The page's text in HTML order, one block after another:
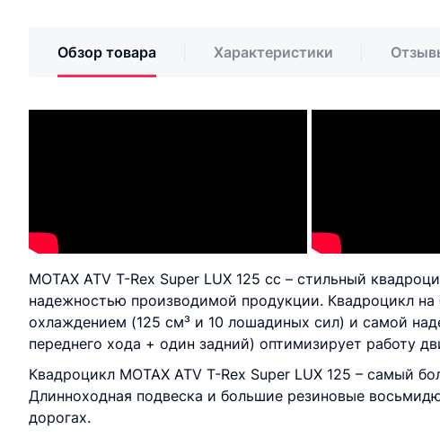
Обзор товара Характеристики
MOTAX ATV T-Rex Super LUX 125 сс – стильный
надежностью производимой продукции. Квадроцикл
охлаждением (125 см³ и 10 лошадиных сил) и самой
переднего хода + один задний) оптимизирует работу
Квадроцикл MOTAX ATV T-Rex Super LUX 125 – самый
Длинноходная подвеска и большие резиновые
дорогах.